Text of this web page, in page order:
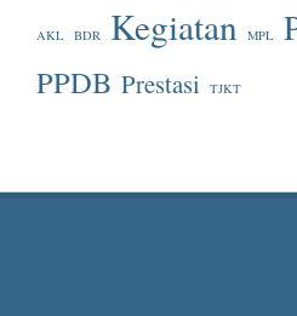
AKL BDR Kegiatan MPL
PPDB Prestasi TJKT